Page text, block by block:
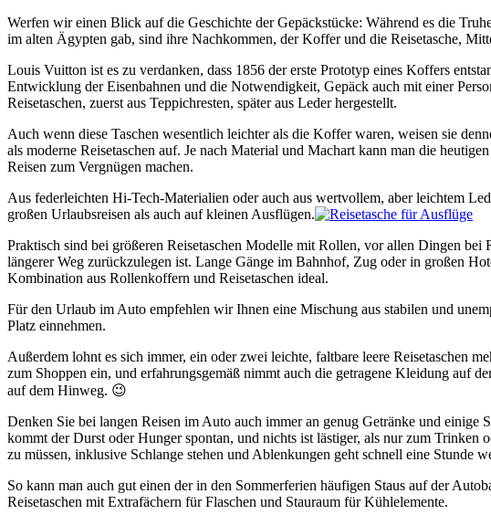
Werfen wir einen Blick auf die Geschichte der Gepäckstücke: Während es die
im alten Ägypten gab, sind ihre Nachkommen, der Koffer und die Reisetasche,
Louis Vuitton ist es zu verdanken, dass 1856 der erste Prototyp eines Koffers
Entwicklung der Eisenbahnen und die Notwendigkeit, Gepäck auch mit einer
Reisetaschen, zuerst aus Teppichresten, später aus Leder hergestellt.
Auch wenn diese Taschen wesentlich leichter als die Koffer waren, weisen sie
als moderne Reisetaschen auf. Je nach Material und Machart kann man die
Reisen zum Vergnügen machen.
Aus federleichten Hi-Tech-Materialien oder auch aus wertvollem, aber leichtem
großen Urlaubsreisen als auch auf kleinen Ausflügen.
Praktisch sind bei größeren Reisetaschen Modelle mit Rollen, vor allen Dingen
längerer Weg zurückzulegen ist. Lange Gänge im Bahnhof, Zug oder in großen
Kombination aus Rollenkoffern und Reisetaschen ideal.
Für den Urlaub im Auto empfehlen wir Ihnen eine Mischung aus stabilen und
Platz einnehmen.
Außerdem lohnt es sich immer, ein oder zwei leichte, faltbare leere Reisetaschen
zum Shoppen ein, und erfahrungsgemäß nimmt auch die getragene Kleidung auf
auf dem Hinweg. 😉
Denken Sie bei langen Reisen im Auto auch immer an genug Getränke und einige
kommt der Durst oder Hunger spontan, und nichts ist lästiger, als nur zum Trinken
zu müssen, inklusive Schlange stehen und Ablenkungen geht schnell eine Stunde
So kann man auch gut einen der in den Sommerferien häufigen Staus auf der
Reisetaschen mit Extrafächern für Flaschen und Stauraum für Kühlelemente.